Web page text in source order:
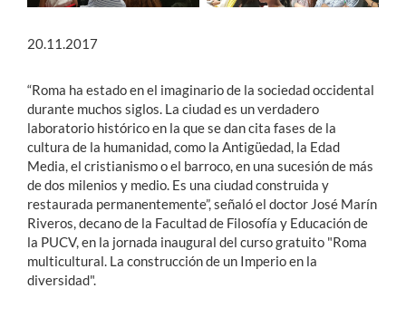
20.11.2017
“Roma ha estado en el imaginario de la sociedad occidental
durante muchos siglos. La ciudad es un verdadero
laboratorio histórico en la que se dan cita fases de la
cultura de la humanidad, como la Antigüedad, la Edad
Media, el cristianismo o el barroco, en una sucesión de más
de dos milenios y medio. Es una ciudad construida y
restaurada permanentemente”, señaló el doctor José Marín
Riveros, decano de la Facultad de Filosofía y Educación de
la PUCV, en la jornada inaugural del curso gratuito "Roma
multicultural. La construcción de un Imperio en la
diversidad".